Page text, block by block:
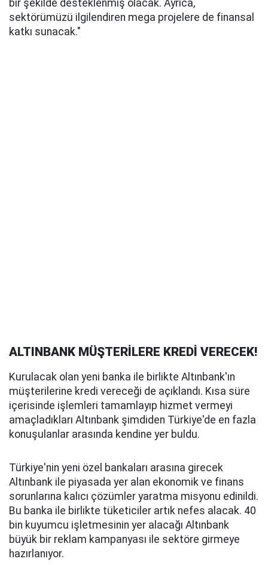
bir şekilde desteklenmiş olacak. Ayrıca,
sektörümüzü ilgilendiren mega projelere de finansal
katkı sunacak."
ALTINBANK MÜŞTERİLERE KREDİ VERECEK!
Kurulacak olan yeni banka ile birlikte Altınbank'ın
müşterilerine kredi vereceği de açıklandı. Kısa süre
içerisinde işlemleri tamamlayıp hizmet vermeyi
amaçladıkları Altınbank şimdiden Türkiye'de en fazla
konuşulanlar arasında kendine yer buldu.
Türkiye'nin yeni özel bankaları arasına girecek
Altınbank ile piyasada yer alan ekonomik ve finans
sorunlarına kalıcı çözümler yaratma misyonu edinildi.
Bu banka ile birlikte tüketiciler artık nefes alacak. 40
bin kuyumcu işletmesinin yer alacağı Altınbank
büyük bir reklam kampanyası ile sektöre girmeye
hazırlanıyor.